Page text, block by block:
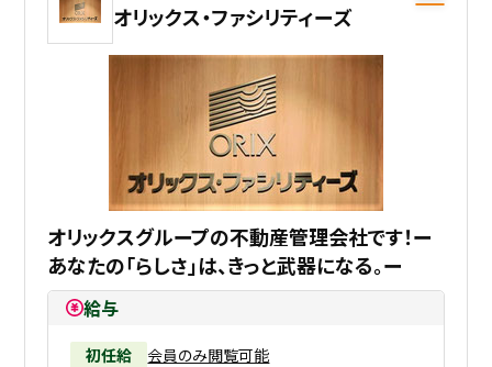
オリックス・ファシリティーズ
オリックスグループの不動産管理会社です！ー
あなたの「らしさ」は、きっと武器になる。ー
給与
初任給
会員のみ閲覧可能